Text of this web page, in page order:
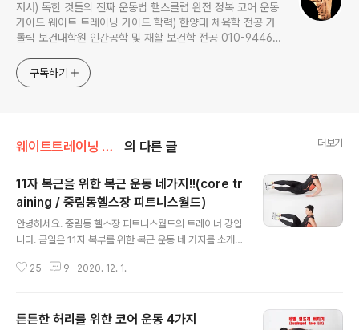
저서) 독한 것들의 진짜 운동법 핼스클럽 완전 정복 코어 운동
가이드 웨이트 트레이닝 가이드 학력) 한양대 체육학 전공 가
톨릭 보건대학원 인간공학 및 재활 보건학 전공 010-9446-
구독하기
웨이트트레이닝 가이드/코어 운동 의 다른 글 더보기
11자 복근을 위한 복근 운동 네가지!!(core tr
aining / 중림동헬스장 피트니스월드)
안녕하세요. 중림동 헬스장 피트니스월드의 트레이너 강입
니다. 금일은 11자 복부를 위한 복근 운동 네 가지를 소개합
작을 실시할 수 있으니 꾸준히 연습해 보세요. 각 동작 개인
요! 11자 복부를 위한 복근 운동 네 가지!! 바이시클 크런치
25 9 2020. 12. 1.
튼튼한 허리를 위한 코어 운동 4가지